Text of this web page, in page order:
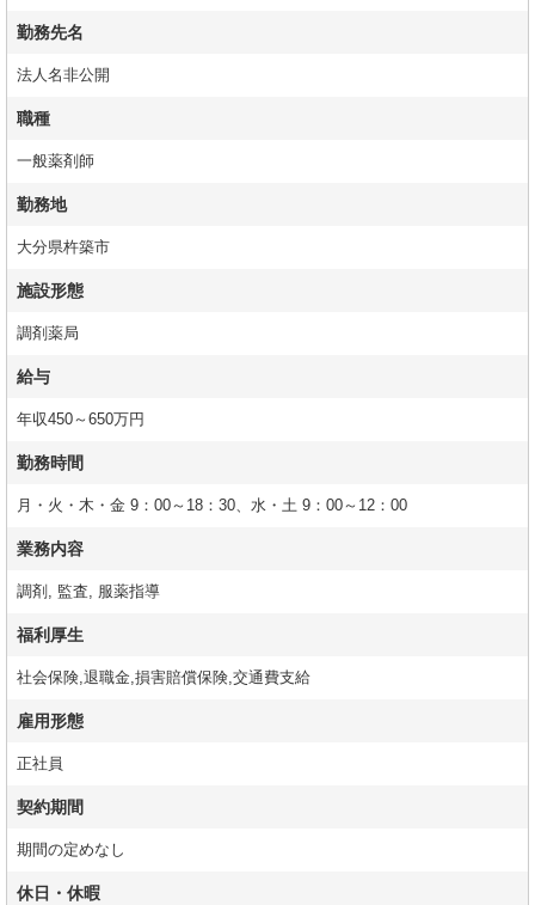
勤務先名
法人名非公開
職種
一般薬剤師
勤務地
大分県杵築市
施設形態
調剤薬局
給与
年収450～650万円
勤務時間
月・火・木・金 9：00～18：30、水・土 9：00～12：00
業務内容
調剤, 監査, 服薬指導
福利厚生
社会保険,退職金,損害賠償保険,交通費支給
雇用形態
正社員
契約期間
期間の定めなし
休日・休暇